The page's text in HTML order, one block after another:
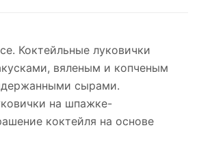
Коктейльные луковички
вяленым и копченым
сырами.
на шпажке-
коктейля на основе